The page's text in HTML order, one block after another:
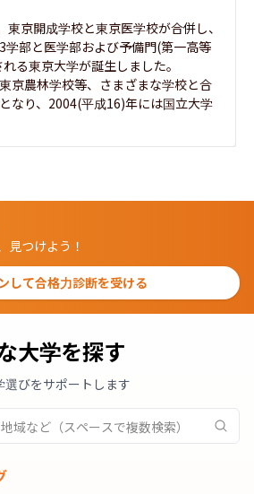
京開成学校と東京医学校が合併し、
学部と医学部および予備門(第一高等
る東京大学が誕生しました。
京農林学校等、さまざまな学校と合
なり、2004(平成16)年には国立大学
見つけよう！
して合格力診断を受ける
大学を探す
びをサポートします